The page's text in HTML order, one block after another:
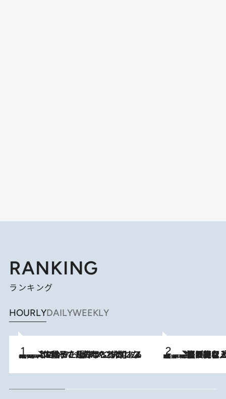
RANKING
ランキング
HOURLYDAILYWEEKLY
2026.8.5
【阿川佐和子さんの年とる力】なぜ70代で始めた趣味は“こんなに楽しい”のか？ ピアノ、俳句…スランプに陥っても続けられる“ある秘訣”とは 2026.8.5
【なぜ吉沢亮は「気配を消せる」のか？】興行収入208億の『国宝』を経て挑むミュージカル『ディア・エヴァン・ハンセン』。トップ俳優が舞台上でさらけ出した“孤独”とは